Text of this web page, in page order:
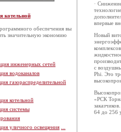
котельной
обеспечения вы
значительную экономию
инженерных сетей
водоканалов
газораспределительной
котельной
системы
уличного освещения
·
впервые
Новый
с
Phi. Это
«РСК
64 до 256